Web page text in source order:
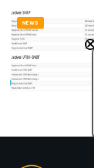
NEWS